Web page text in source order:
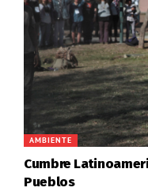
AMBIENTE
Cumbre
Pueblos